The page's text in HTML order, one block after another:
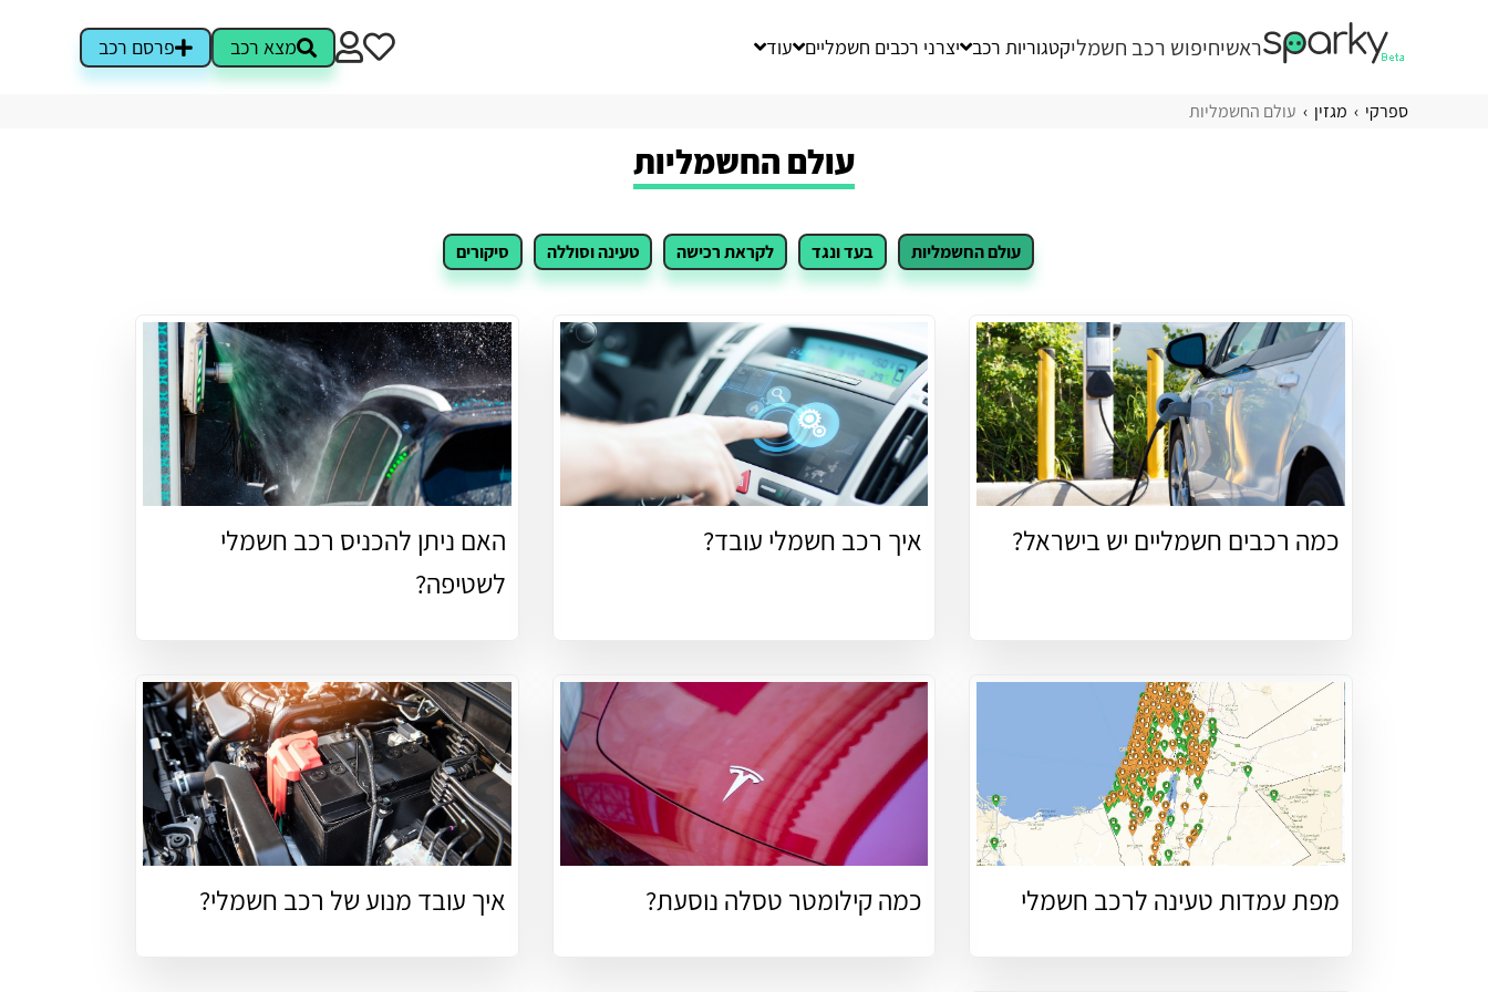
ראשיחיפוש רכב חשמליקטגוריות רכב יצרני רכבים חשמליים עוד מצא רכב פרסם רכב
ספרקי מגזין עולם החשמליות
עולם החשמליות
עולם החשמליות בעד ונגד לקראת רכישה טעינה וסוללה סיקורים
כמה רכבים חשמליים יש בישראל? איך רכב חשמלי עובד?
האם ניתן להכניס רכב חשמלי
לשטיפה?
מפת עמדות טעינה לרכב חשמלי כמה קילומטר טסלה נוסעת? איך עובד מנוע של רכב חשמלי?